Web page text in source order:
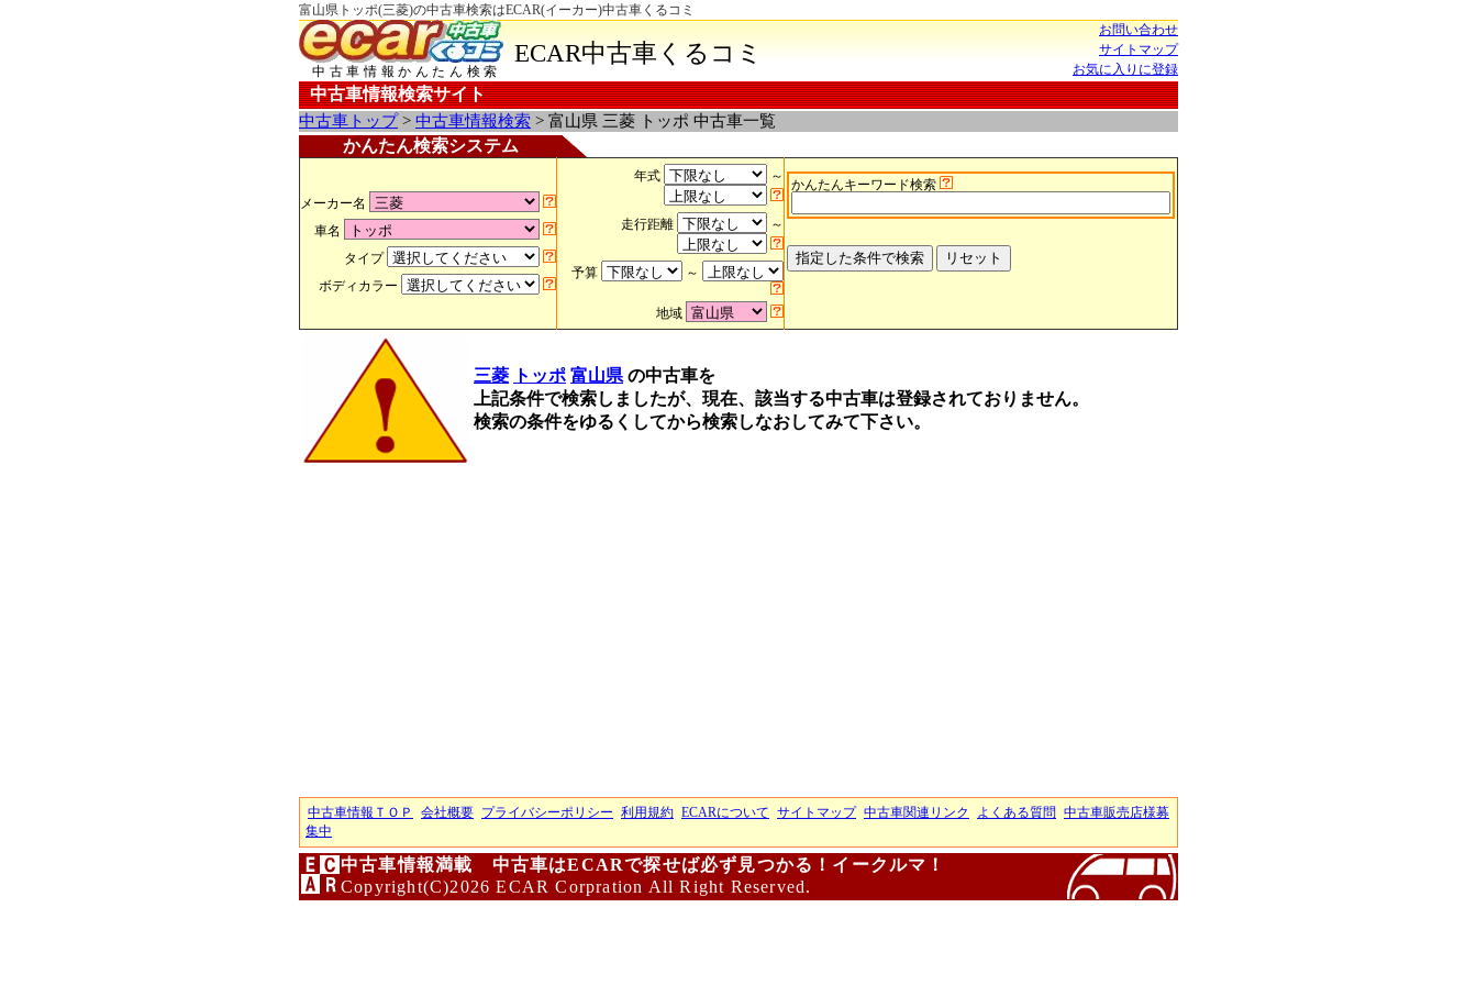
富山県トッポ(三菱)の中古車検索はECAR(イーカー)中古車くるコミ
中古車情報かんたん検索
ECAR中古車くるコミ
お問い合わせ
サイトマップ
お気に入りに登録
中古車情報検索サイト
中古車トップ> 中古車情報検索 > 富山県 三菱 トッポ 中古車一覧
かんたん検索システム
メーカー名
車名
タイプ
ボディカラー
年式 ～
走行距離 ～
予算 ～
地域
かんたんキーワード検索
三菱 トッポ 富山県 の中古車を
上記条件で検索しましたが、現在、該当する中古車は登録されておりません。
検索の条件をゆるくしてから検索しなおしてみて下さい。
中古車情報ＴＯＰ 会社概要 プライバシーポリシー 利用規約 ECARについて サイトマップ 中古車関連リンク よくある質問 中古車販売店様募
集中
中古車情報満載 中古車はECARで探せば必ず見つかる！イークルマ！
Copyright(C)2026 ECAR Corpration All Right Reserved.